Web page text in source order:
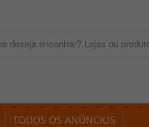
TODOS OS ANÚNCIOS